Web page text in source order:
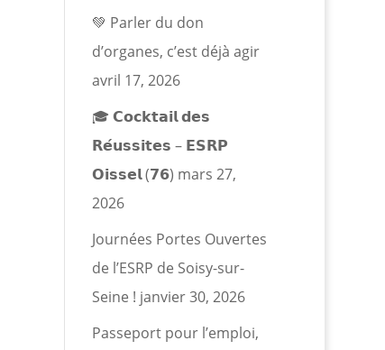
💚 Parler du don
d’organes, c’est déjà agir
avril 17, 2026
🎓 𝗖𝗼𝗰𝗸𝘁𝗮𝗶𝗹 𝗱𝗲𝘀
𝗥𝗲́𝘂𝘀𝘀𝗶𝘁𝗲𝘀 – 𝗘𝗦𝗥𝗣
𝗢𝗶𝘀𝘀𝗲𝗹 (𝟳𝟲) mars 27,
2026
Journées Portes Ouvertes
de l’ESRP de Soisy-sur-
Seine ! janvier 30, 2026
Passeport pour l’emploi,